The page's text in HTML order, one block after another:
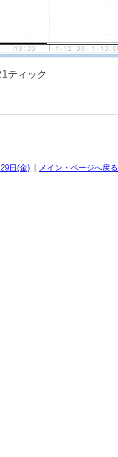
日(金) | メイン・ページへ戻る